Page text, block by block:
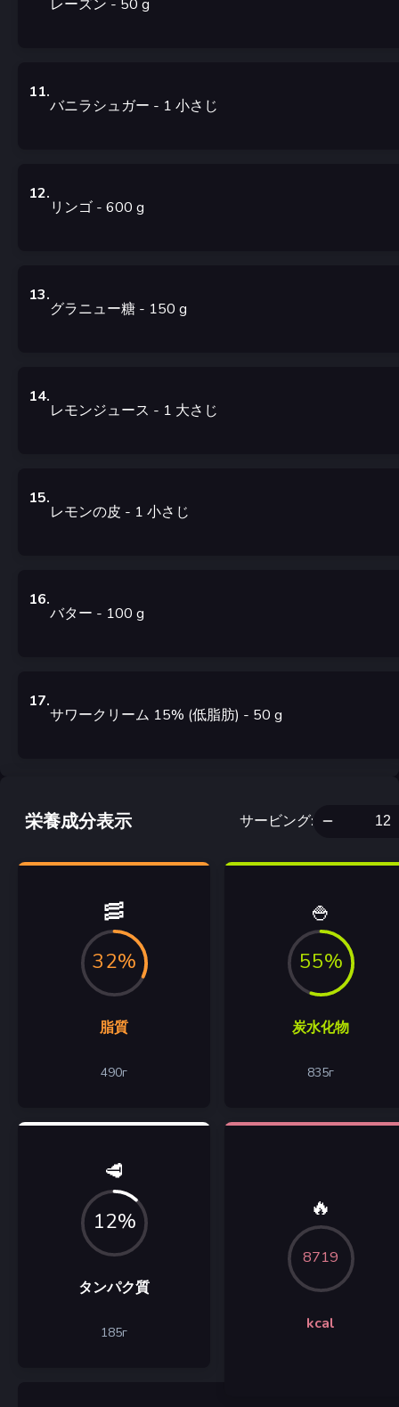
レーズン - 50 g
11.
バニラシュガー - 1 小さじ
12.
リンゴ - 600 g
13.
グラニュー糖 - 150 g
14.
レモンジュース - 1 大さじ
15.
レモンの皮 - 1 小さじ
16.
バター - 100 g
17.
サワークリーム 15% (低脂肪) - 50 g
栄養成分表示 サービング:
🥓
32%
脂質
490г
🍚
55%
炭水化物
835г
🥩
12%
タンパク質
185г
🔥
8719
kcal